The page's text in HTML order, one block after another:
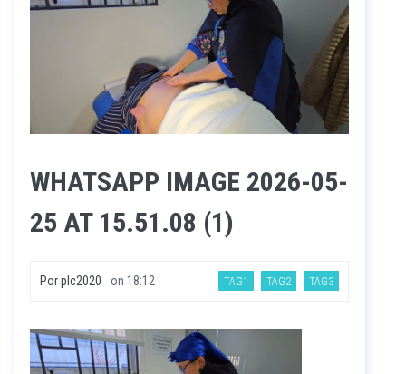
WHATSAPP IMAGE 2026-05-
25 AT 15.51.08 (1)
Porplc2020 on 18:12 TAG1 TAG2 TAG3